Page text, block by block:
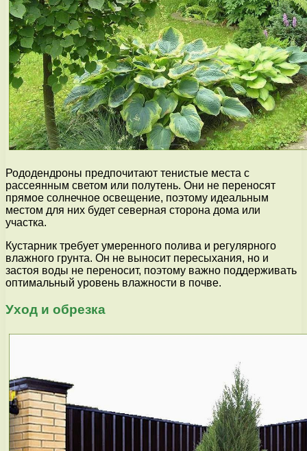
Рододендроны предпочитают тенистые места с
рассеянным светом или полутень. Они не переносят
прямое солнечное освещение, поэтому идеальным
местом для них будет северная сторона дома или
участка.
Кустарник требует умеренного полива и регулярного
влажного грунта. Он не выносит пересыхания, но и
застоя воды не переносит, поэтому важно поддерживать
оптимальный уровень влажности в почве.
Уход и обрезка